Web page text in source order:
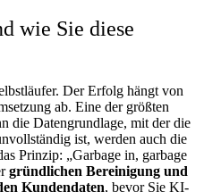
wie Sie diese
Der Erfolg hängt von
ab. Eine der größten
die Datengrundlage, mit der die
ist, werden auch die
Prinzip: „Garbage in, garbage
gründlichen Bereinigung und
Kundendaten, bevor Sie KI-